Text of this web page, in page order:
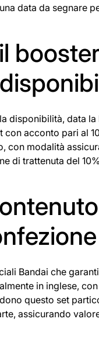
data da segnare
disponibilità, data
acconto pari al
modalità
di trattenuta del
Bandai che
in inglese,
questo set
assicurando